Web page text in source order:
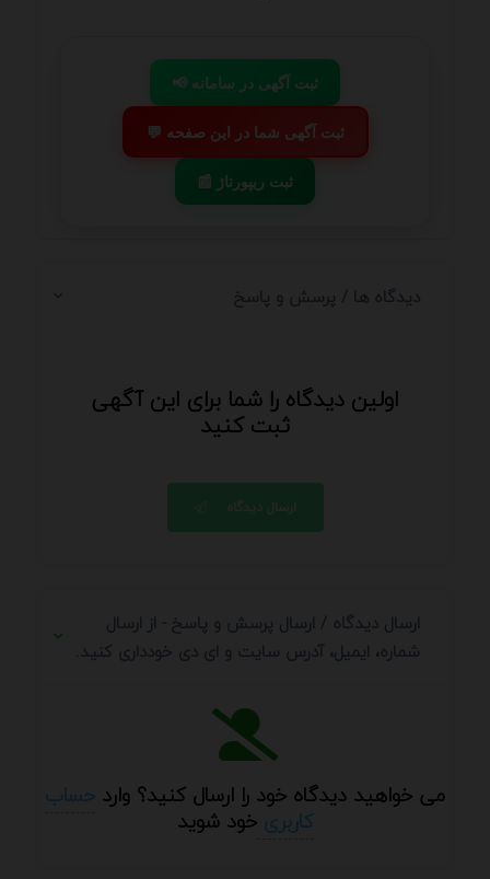
📢 ثبت آگهی در سامانه
💬 ثبت آگهی شما در این صفحه
📰 ثبت ریپورتاژ
دیدگاه ها / پرسش و پاسخ
اولین دیدگاه را شما برای این آگهی
ثبت کنید
ارسال دیدگاه
ارسال دیدگاه / ارسال پرسش و پاسخ - از ارسال
شماره، ایمیل، آدرس سایت و ای دی خودداری کنید.
می خواهید دیدگاه خود را ارسال کنید؟ وارد حساب
کاربریخود شوید